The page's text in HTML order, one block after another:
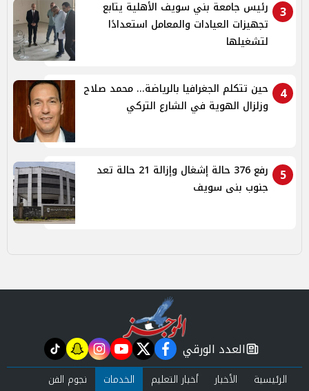
3
رئيس جامعة بني سويف الأهلية يتابع
تجهيزات العيادات والمعامل استعدادًا
لتشغيلها
4
حين تتكلم الجغرافيا بالرياضة... محمد صلاح
وزلزال الهوية في الشارع التركي
5
رفع 376 حالة إشغال وإزالة 21 حالة تعد
جنوب بنى سويف
newspaper
العدد الورقي facebook
twitter
youtube
instagram
snapchat
tiktok
الرئيسية الأخبار أخبار التعليم الخدمات نجوم الفن